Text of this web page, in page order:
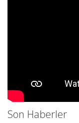
Son Haberler